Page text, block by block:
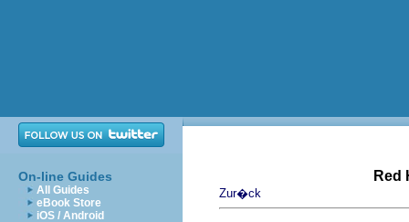
On-line Guides
All Guides
eBook Store
iOS / Android
Red
Zur�ck